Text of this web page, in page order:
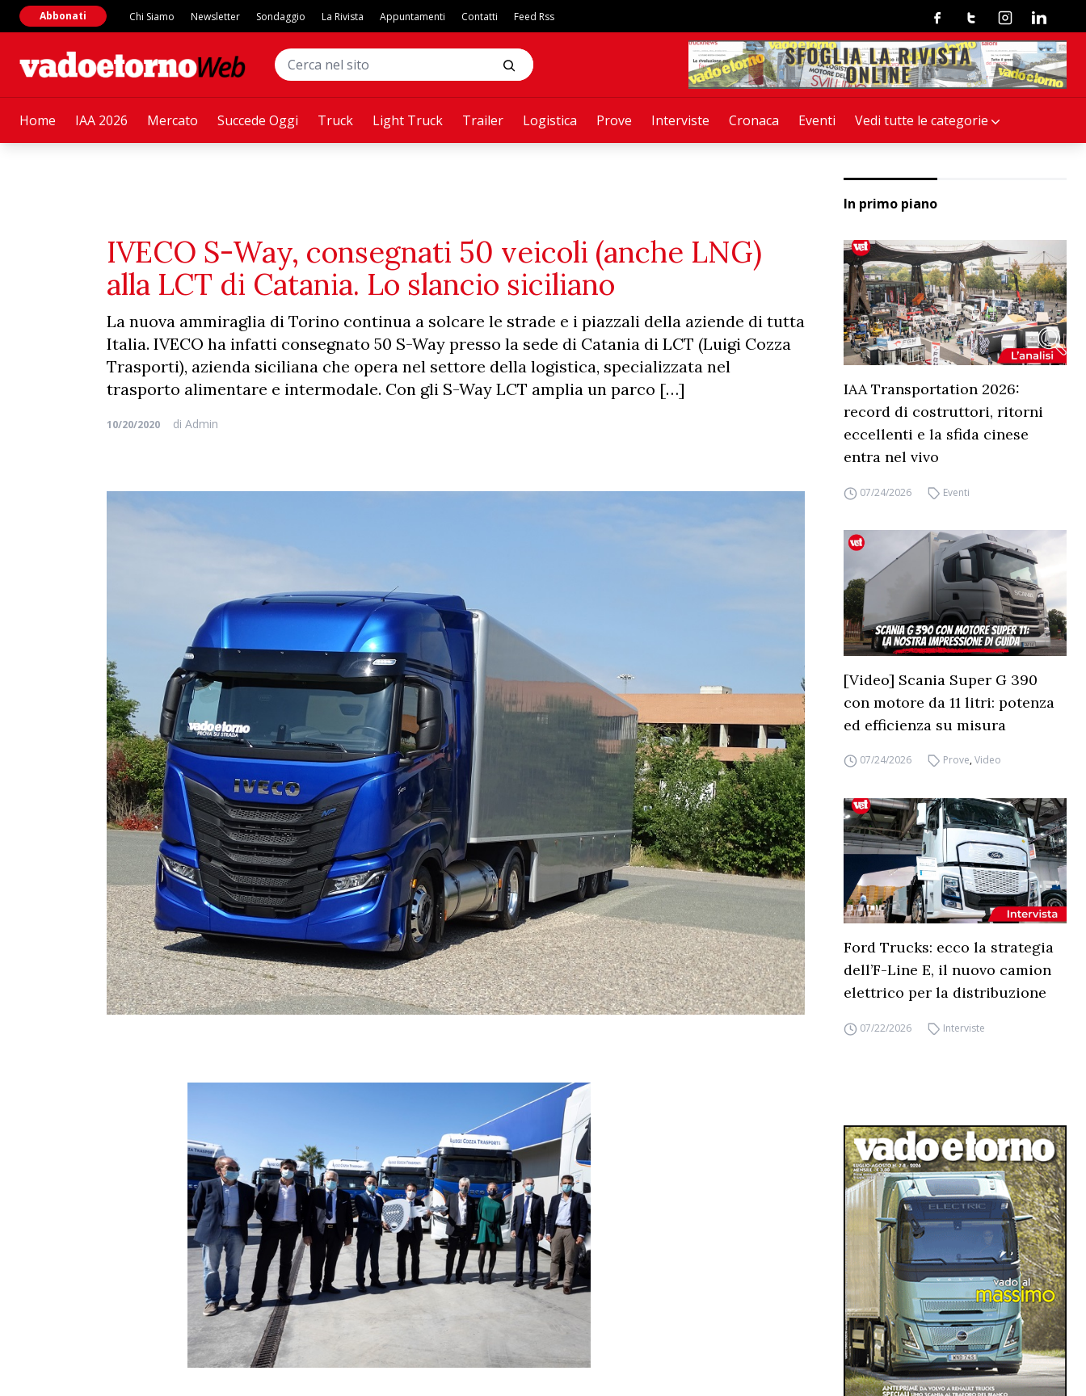
Home IAA 2026 Mercato Succede Oggi Truck Light Truck Trailer Logistica Prove Interviste Cronaca Eventi Vedi tutte le categorie
Abbonati Chi Siamo Newsletter Sondaggio La Rivista Appuntamenti Contatti Feed Rss FacebookTwitterInstagramLinkedin
IVECO S-Way, consegnati 50 veicoli (anche LNG)
alla LCT di Catania. Lo slancio siciliano
La nuova ammiraglia di Torino continua a solcare le strade e i piazzali della aziende di tutta
Italia. IVECO ha infatti consegnato 50 S-Way presso la sede di Catania di LCT (Luigi Cozza
Trasporti), azienda siciliana che opera nel settore della logistica, specializzata nel
trasporto alimentare e intermodale. Con gli S-Way LCT amplia un parco […]
10/20/2020 di Admin
In primo piano
IAA Transportation 2026:
record di costruttori, ritorni
eccellenti e la sfida cinese
entra nel vivo
07/24/2026 Eventi
[Video] Scania Super G 390
con motore da 11 litri: potenza
ed efficienza su misura
07/24/2026 Prove,Video
Ford Trucks: ecco la strategia
dell’F-Line E, il nuovo camion
elettrico per la distribuzione
07/22/2026 Interviste